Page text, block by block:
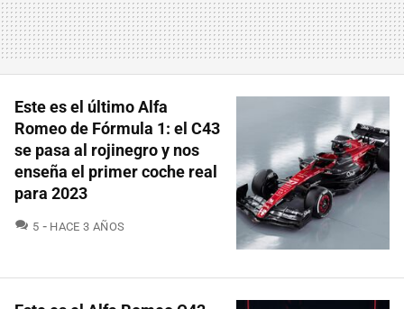
Este es el último Alfa
Romeo de Fórmula 1: el C43
se pasa al rojinegro y nos
enseña el primer coche real
para 2023
5 COMENTARIOS
HACE 3 AÑOS